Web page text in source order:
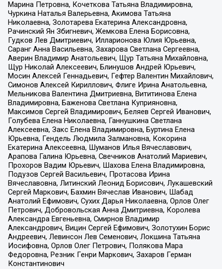
Марина Петровна, Кочеткова Татьяна Владимировна,
Чуркина Наталья Валерьевна, Акимова Татьяна
Николаевна, Золотарева Екатерина Александровна,
Рачинский Ян Збигневич, Жемкова Елена Борисовна,
Гудков Лев Дмитриевич, Илларионова Юлия Юрьевна,
Саранг Анна Васильевна, Захарова Светлана Сергеевна,
Аверин Владимир Анатольевич, Щур Татьяна Михайловна,
Щур Николай Алексеевич, Блинушов Андрей Юрьевич,
Мосин Алексей Геннадьевич, Гефтер Валентин Михайлович,
Симонов Алексей Кириллович, Флиге Ирина Анатольевна,
Мельникова Валентина Дмитриевна, Вититинова Елена
Владимировна, Баженова Светлана Куприяновна,
Максимов Сергей Владимирович, Беляев Сергей Иванович,
Голубева Елена Николаевна, Ганнушкина Светлана
Алексеевна, Закс Елена Владимировна, Буртина Елена
Юрьевна, Гендель Людмила Залмановна, Кокорина
Екатерина Алексеевна, Шуманов Илья Вячеславович,
Арапова Галина Юрьевна, Свечников Анатолий Мариевич,
Прохоров Вадим Юрьевич, Шахова Елена Владимировна,
Подузов Сергей Васильевич, Протасова Ирина
Вячеславовна, Литинский Леонид Борисович, Лукашевский
Сергей Маркович, Бахмин Вячеслав Иванович, Шабад
Анатолий Ефимович, Сухих Дарья Николаевна, Орлов Олег
Петрович, Добровольская Анна Дмитриевна, Королева
Александра Евгеньевна, Смирнов Владимир
Александрович, Вицин Сергей Ефимович, Золотухин Борис
Андреевич, Левинсон Лев Семенович, Локшина Татьяна
Иосифовна, Орлов Олег Петрович, Полякова Мара
Федоровна, Резник Генри Маркович, Захаров Герман
Константинович